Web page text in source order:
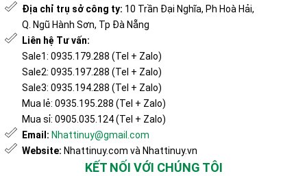
Địa chỉ trụ sở công ty: 10 Trần Đại Nghĩa, Ph Hoà Hải,
Q. Ngũ Hành Sơn, Tp Đà Nẵng
Liên hệ Tư vấn:
Sale1: 0935.179.288 (Tel + Zalo)
Sale2: 0935.197.288 (Tel + Zalo)
Sale3: 0935.194.288 (Tel + Zalo)
Mua lẻ: 0935.195.288 (Tel + Zalo)
Mua sỉ: 0905.035.124 (Tel + Zalo)
Email: Nhattinuy@gmail.com
Website: Nhattinuy.com và Nhattinuy.vn
KẾT NỐI VỚI CHÚNG TÔI